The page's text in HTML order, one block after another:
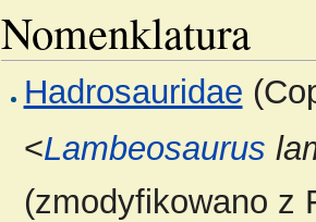
Nomenklatura
Hadrosauridae
<Lambeosaurus
(zmodyfikowano z